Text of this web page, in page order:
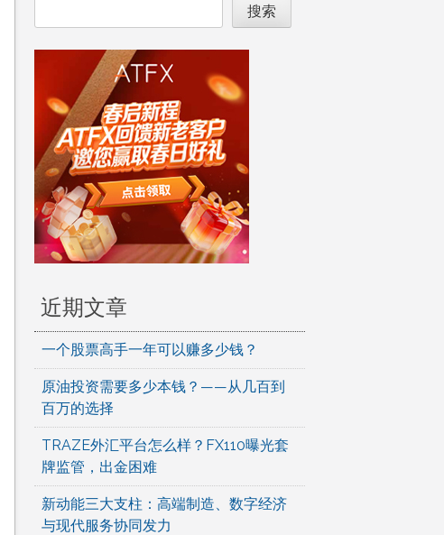
搜索
近期文章
一个股票高手一年可以赚多少钱？
原油投资需要多少本钱？——从几百到
百万的选择
TRAZE外汇平台怎么样？FX110曝光套
牌监管，出金困难
新动能三大支柱：高端制造、数字经济
与现代服务协同发力